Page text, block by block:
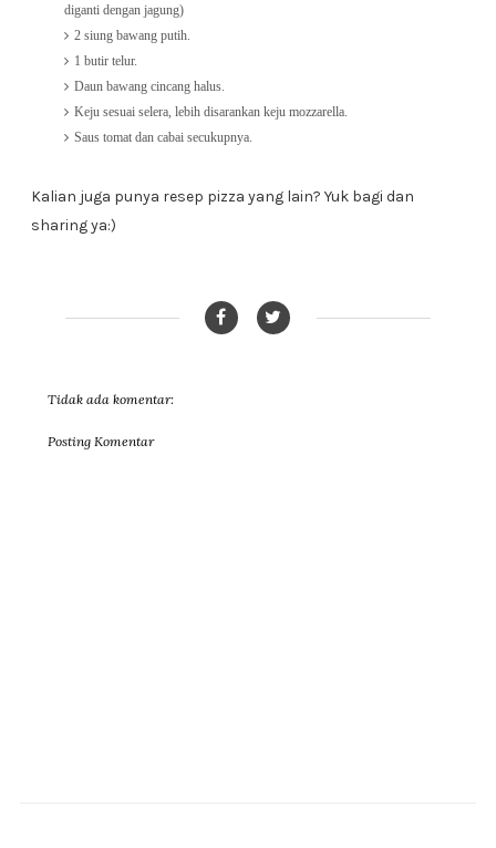
diganti dengan jagung)
2 siung bawang putih.
1 butir telur.
Daun bawang cincang halus.
Keju sesuai selera, lebih disarankan keju mozzarella.
Saus tomat dan cabai secukupnya.
Kalian juga punya resep pizza yang lain? Yuk bagi dan
sharing ya:)
Tidak ada komentar:
Posting Komentar